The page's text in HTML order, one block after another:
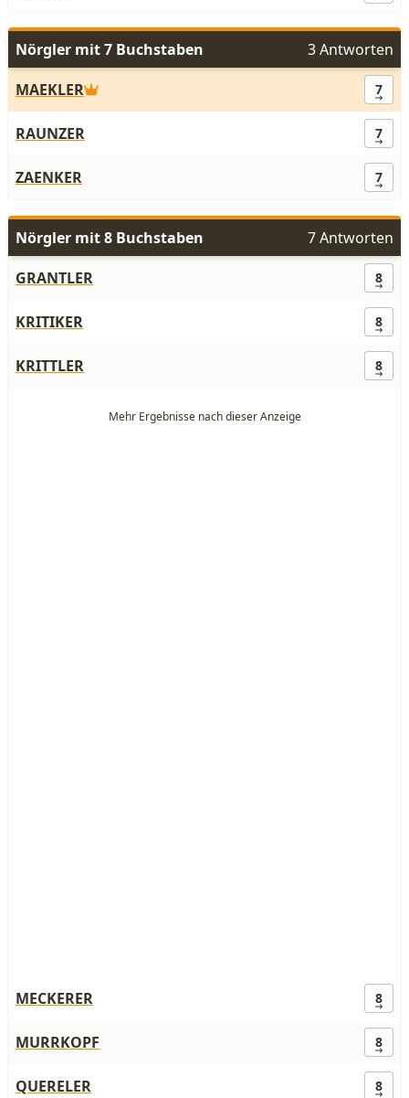
Nörgler mit 7 Buchstaben
3 Antworten
MAEKLER
7
RAUNZER 7
ZAENKER 7
Nörgler mit 8 Buchstaben
7 Antworten
GRANTLER
8
KRITIKER 8
KRITTLER 8
MECKERER 8
MURRKOPF 8
QUERELER 8